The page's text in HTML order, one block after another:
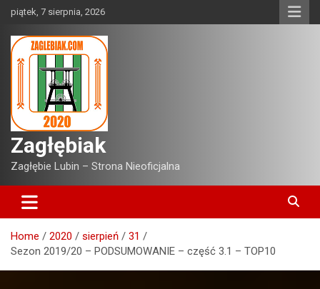
Skip
content
piątek, 7 sierpnia, 2026
Zagłębiak
Zagłębie Lubin – Strona Nieoficjalna
Home 2020 sierpień
31
Sezon 2019/20 – PODSUMOWANIE – część 3.1 – TOP10